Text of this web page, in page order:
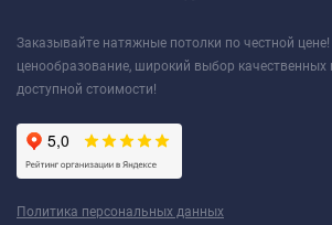
Заказывайте натяжные потолки по честной
ценообразование, широкий выбор качественных
доступной стоимости!
Политика персональных данных